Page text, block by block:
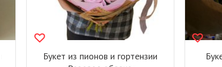
Букет из пионов и гортензии